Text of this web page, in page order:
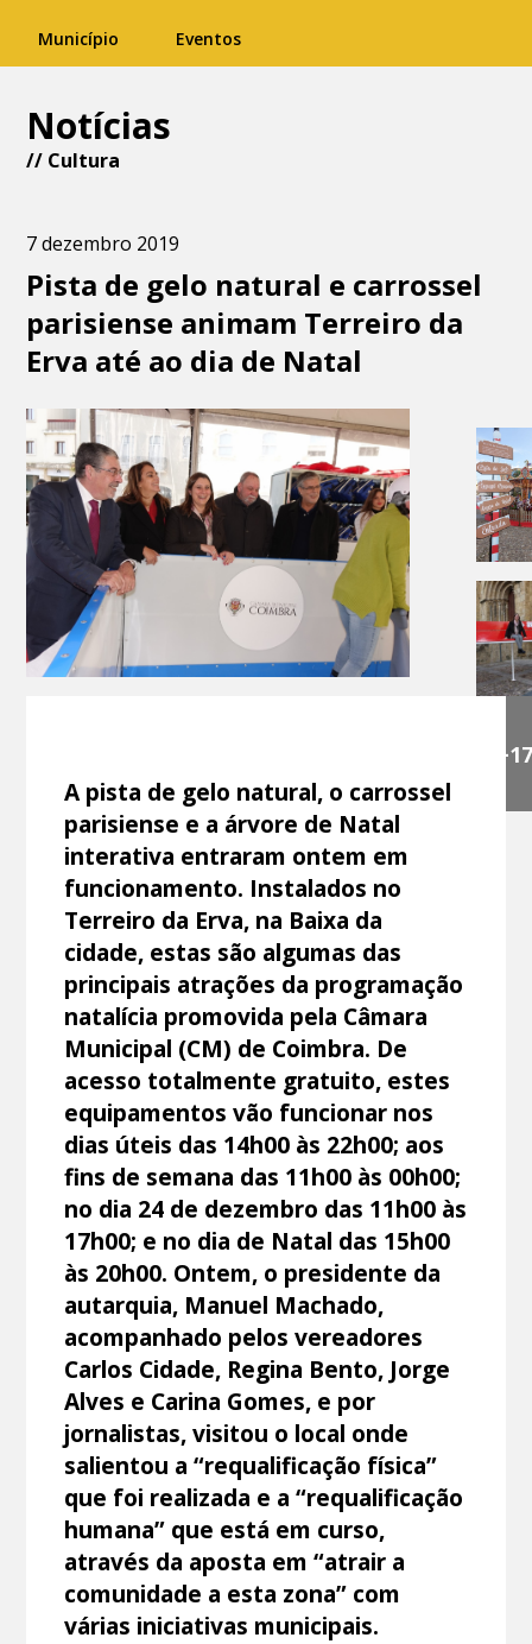
Município Eventos
Notícias
// Cultura
7 dezembro 2019
Pista de gelo natural e carrossel
parisiense animam Terreiro da
Erva até ao dia de Natal
+17
A pista de gelo natural, o carrossel
parisiense e a árvore de Natal
interativa entraram ontem em
funcionamento. Instalados no
Terreiro da Erva, na Baixa da
cidade, estas são algumas das
principais atrações da programação
natalícia promovida pela Câmara
Municipal (CM) de Coimbra. De
acesso totalmente gratuito, estes
equipamentos vão funcionar nos
dias úteis das 14h00 às 22h00; aos
fins de semana das 11h00 às 00h00;
no dia 24 de dezembro das 11h00 às
17h00; e no dia de Natal das 15h00
às 20h00. Ontem, o presidente da
autarquia, Manuel Machado,
acompanhado pelos vereadores
Carlos Cidade, Regina Bento, Jorge
Alves e Carina Gomes, e por
jornalistas, visitou o local onde
salientou a “requalificação física”
que foi realizada e a “requalificação
humana” que está em curso,
através da aposta em “atrair a
comunidade a esta zona” com
várias iniciativas municipais.